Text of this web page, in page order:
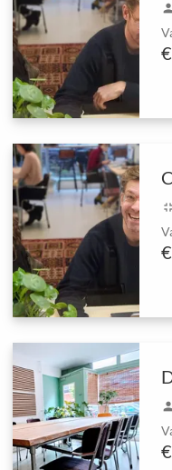
fullscreen_exit